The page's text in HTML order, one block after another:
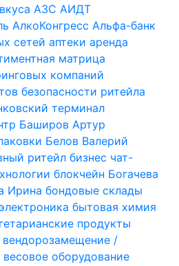
АЗС АИДТ
АлкоКонгресс Альфа-банк
сетей аптеки аренда
матрица
компаний
безопасности ритейла
терминал
Баширов Артур
Белов Валерий
ритейл бизнес чат-
блокчейн Богачева
Ирина бондовые склады
бытовая химия
продукты
вендорозамещение /
весовое оборудование